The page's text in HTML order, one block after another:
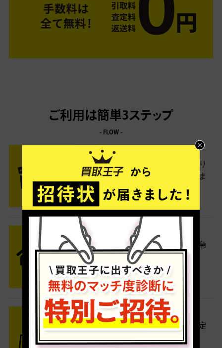
ご利用は簡単3ステップ
- FLOW -
STEP1 お申込み・梱包
ネットでお申込みしたら、箱に売り
たい商品をいろいろ詰めて梱包しま
す。
STEP2 発送
送料無料でご自宅から発送！佐川急
便がご自宅まで引き取りに伺いま
す。
STEP3 ご入金
査定結果はメールでお知らせ。査定